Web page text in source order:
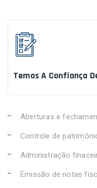
Temos A Confiança
Aberturas e
Controle de
Administração
Emissão de notas